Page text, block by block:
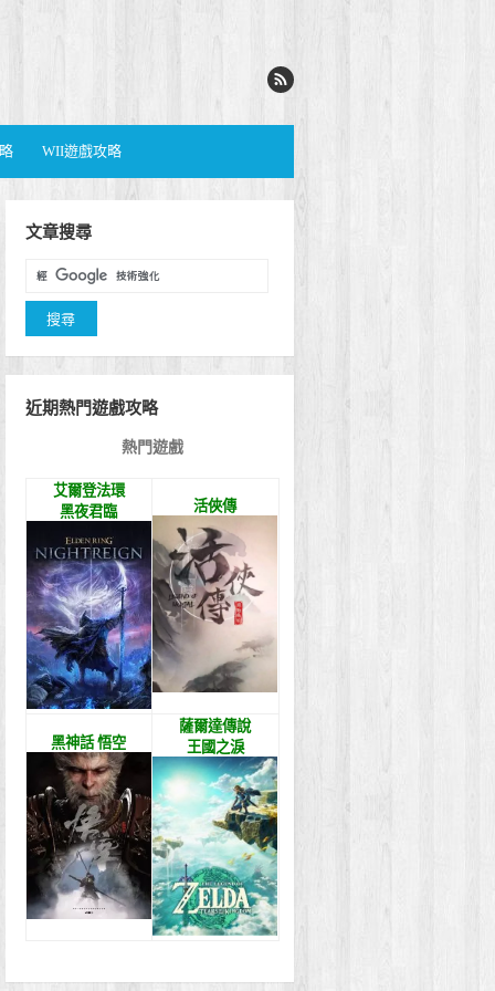
WII遊戲攻略
文章搜尋
近期熱門遊戲攻略
熱門遊戲
艾爾登法環
黑夜君臨
活俠傳
黑神話 悟空
薩爾達傳說
王國之淚